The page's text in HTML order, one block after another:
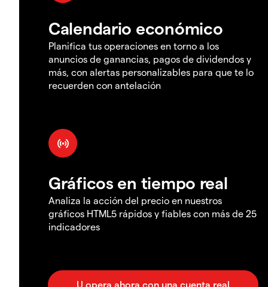
Calendario económico
Planifica tus operaciones en torno a los
anuncios de ganancias, pagos de dividendos y
más, con alertas personalizables para que te lo
recuerden con antelación
Gráficos en tiempo real
Analiza la acción del precio en nuestros
gráficos HTML5 rápidos y fiables con más de 25
indicadores